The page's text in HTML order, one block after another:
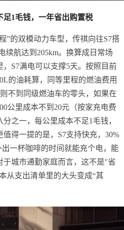
足1毛钱，一年省出购置税
”的双模动力车型，传祺向往S7搭
续航达到205km。换算成日常场
S7满电可以支撑5天。按照目前
的油耗算，同等里程的燃油费用
不到同级燃油车的零头，如果在
公里成本不到20元（按家充电费
之一，每公里成本不足1毛钱，
得一提的是，S7支持快充，30%
出一杯咖啡的时间就能充个电，能
城市通勤家庭而言，这不是"省
从支出清单里的大头变成“其